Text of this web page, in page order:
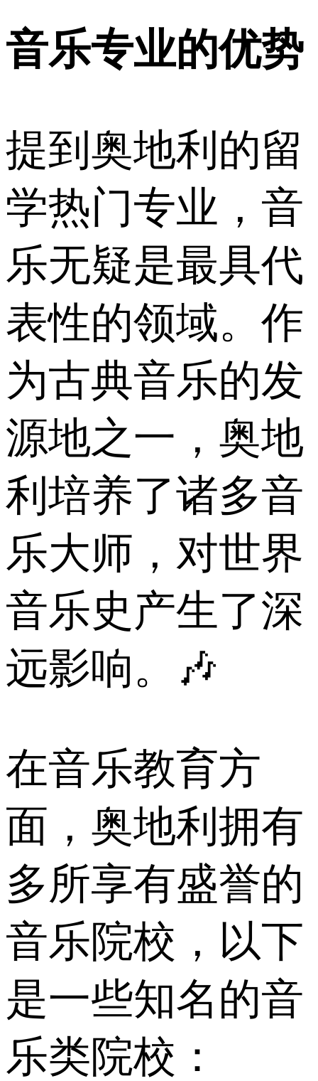
音乐专业的优势
提到奥地利的留
学热门专业，音
乐无疑是最具代
表性的领域。作
为古典音乐的发
源地之一，奥地
利培养了诸多音
乐大师，对世界
音乐史产生了深
远影响。🎶
在音乐教育方
面，奥地利拥有
多所享有盛誉的
音乐院校，以下
是一些知名的音
乐类院校：